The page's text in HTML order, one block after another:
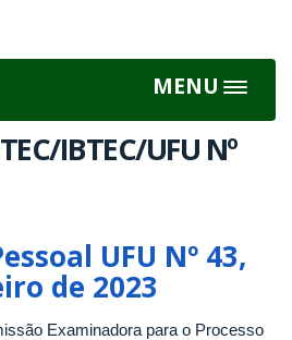
MENU
Toggle
IBTEC/UFU Nº
UFU Nº 43,
de 2023
Examinadora para o Processo